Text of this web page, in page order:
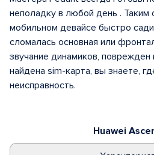
Huawei
неполадку в любой день . Таким
мобильном девайсе быстро
сломалась основная или
звучание динамиков,
найдена sim-карта, вы знаете,
неисправность.